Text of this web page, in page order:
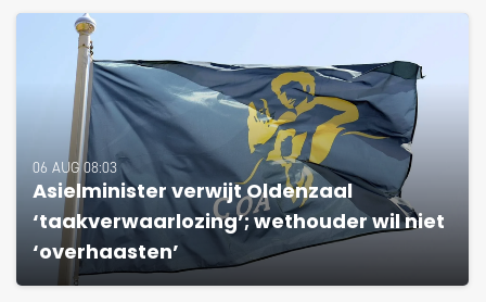
06 AUG 08:03
Asielminister verwijt Oldenzaal
‘taakverwaarlozing’; wethouder wil niet
‘overhaasten’